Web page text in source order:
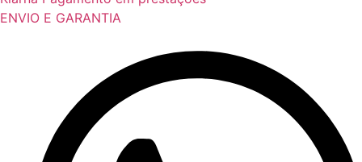
ENVIO E GARANTIA